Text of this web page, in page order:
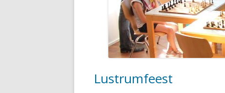
HANDIGE DOCUMENTENASPIRANTEN, HERFST 2023
SUPERSTERREN, HERFST 2023
Lustrumfeest